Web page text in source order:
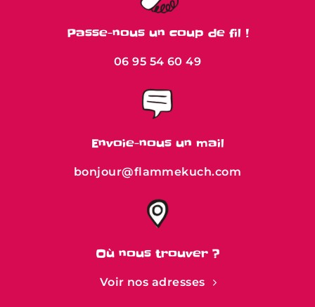
Passe-nous un coup de fil !
06 95 54 60 49
Envoie-nous un mail
bonjour@flammekuch.com
Où nous trouver ?
Voir nos adresses